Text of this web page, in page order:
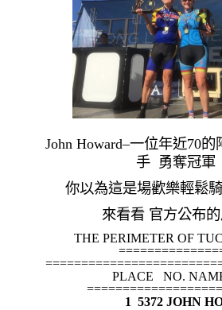
John Howard–一位年近70
手 勇奪冠軍
你以為這是場歡樂輕鬆
來看看 官方公布
THE PERIMETER OF
PLACE   NO.
1  5372 JOHN